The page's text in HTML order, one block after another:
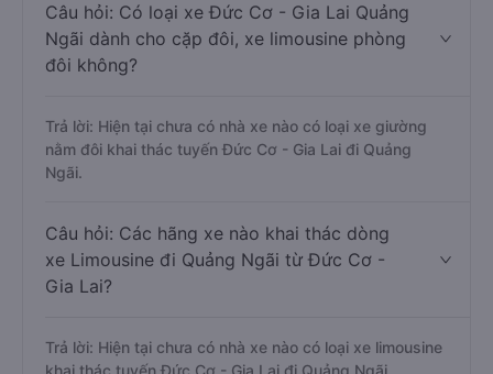
Câu hỏi: Có loại xe Đức Cơ - Gia Lai Quảng
Ngãi dành cho cặp đôi, xe limousine phòng
đôi không?
Trả lời: Hiện tại chưa có nhà xe nào có loại xe giường
nằm đôi khai thác tuyến Đức Cơ - Gia Lai đi Quảng
Ngãi.
Câu hỏi: Các hãng xe nào khai thác dòng
xe Limousine đi Quảng Ngãi từ Đức Cơ -
Gia Lai?
Trả lời: Hiện tại chưa có nhà xe nào có loại xe limousine
khai thác tuyến Đức Cơ - Gia Lai đi Quảng Ngãi